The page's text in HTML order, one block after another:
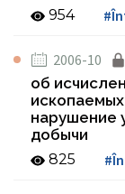
954
2006-10
об
нарушение
добычи
825